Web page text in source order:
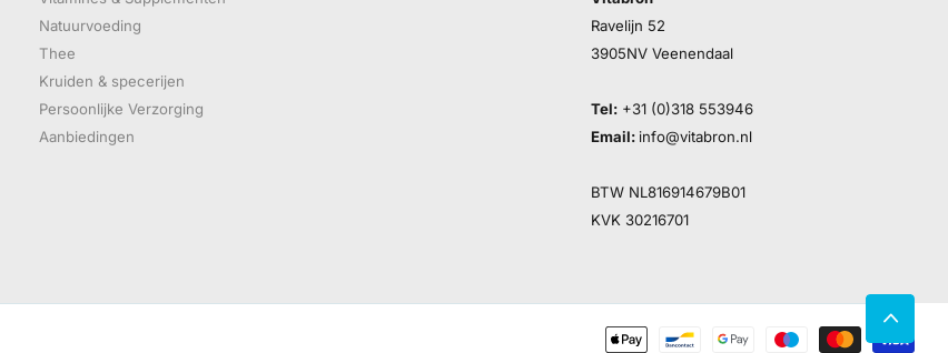
Natuurvoeding
Thee
Kruiden & specerijen
Persoonlijke Verzorging
Aanbiedingen
Ravelijn 52
3905NV Veenendaal
Tel: +31 (0)318 553946
Email: info@vitabron.nl
BTW NL816914679B01
KVK 30216701